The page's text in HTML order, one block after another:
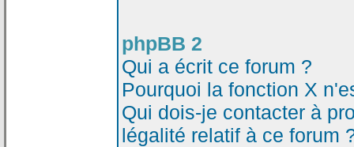
phpBB 2
Qui a écrit ce forum ?
Pourquoi la fonction X
Qui dois-je contacter à
légalité relatif à ce forum